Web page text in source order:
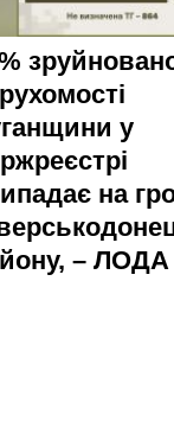
у
на
– ЛОДА